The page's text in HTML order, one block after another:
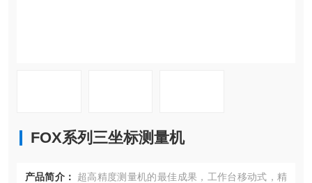
FOX系列三坐标测量机
产品简介：
超高精度测量机的最佳成果，工作台移动式，精